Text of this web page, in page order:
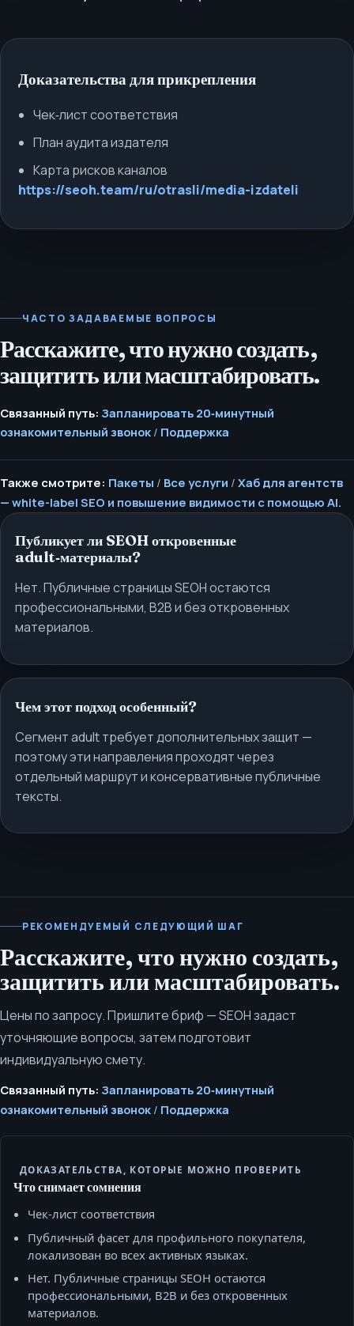
Доказательства для прикрепления
Чек‑лист соответствия
План аудита издателя
Карта рисков каналов
https://seoh.team/ru/otrasli/media-izdateli
ЧАСТО ЗАДАВАЕМЫЕ ВОПРОСЫ
Расскажите, что нужно создать,
защитить или масштабировать.
Связанный путь: Запланировать 20‑минутный
ознакомительный звонок / Поддержка
Также смотрите: Пакеты / Все услуги / Хаб для агентств
— white-label SEO и повышение видимости с помощью AI.
Публикует ли SEOH откровенные
adult‑материалы?
Нет. Публичные страницы SEOH остаются
профессиональными, B2B и без откровенных
материалов.
Чем этот подход особенный?
Сегмент adult требует дополнительных защит —
поэтому эти направления проходят через
отдельный маршрут и консервативные публичные
тексты.
РЕКОМЕНДУЕМЫЙ СЛЕДУЮЩИЙ ШАГ
Расскажите, что нужно создать,
защитить или масштабировать.
Цены по запросу. Пришлите бриф — SEOH задаст
уточняющие вопросы, затем подготовит
индивидуальную смету.
Связанный путь: Запланировать 20‑минутный
ознакомительный звонок / Поддержка
ДОКАЗАТЕЛЬСТВА, КОТОРЫЕ МОЖНО ПРОВЕРИТЬ
Что снимает сомнения
Чек‑лист соответствия
Публичный фасет для профильного покупателя,
локализован во всех активных языках.
Нет. Публичные страницы SEOH остаются
профессиональными, B2B и без откровенных
материалов.